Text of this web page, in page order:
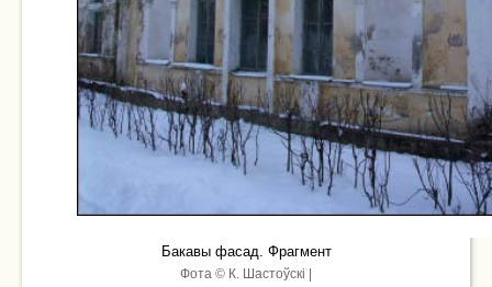
Бакавы фасад. Фрагмент
Фота © К. Шастоўскі |